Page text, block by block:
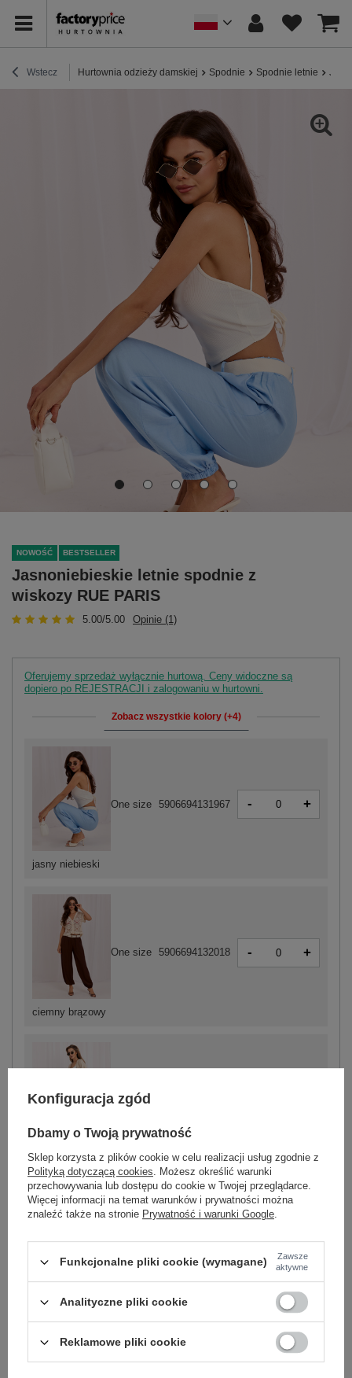
Wstecz Hurtownia odzieży damskiej Spodnie Spodnie letnie
NOWOŚĆ BESTSELLER
Jasnoniebieskie letnie spodnie z
wiskozy RUE PARIS
5.00/5.00 Opinie (1)
Oferujemy sprzedaż wyłącznie hurtową. Ceny widoczne są
dopiero po REJESTRACJI i zalogowaniu w hurtowni.
Zobacz wszystkie kolory (+4)
ciemny brązowy
One size 5906694132018 - +
beżowy
One size
jasny niebieski
One size 5906694131967 - +
Zobacz wszystkie kolory (+4)
ZALOGUJ SIĘ I ZOBACZ CENĘ
Masz pytanie? Chętnie pomożemy.
Konfiguracja zgód
Dbamy o Twoją prywatność
Sklep korzysta z plików cookie w celu realizacji usług zgodnie z
Polityką dotyczącą cookies. Możesz określić warunki
przechowywania lub dostępu do cookie w Twojej przeglądarce.
Więcej informacji na temat warunków i prywatności można
znaleźć także na stronie Prywatność i warunki Google.
Funkcjonalne pliki cookie (wymagane)
Zawsze
aktywne
Analityczne pliki cookie
Reklamowe pliki cookie